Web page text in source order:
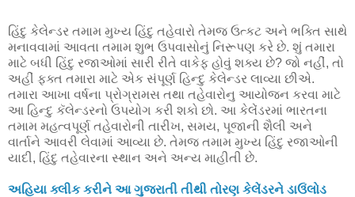
હિંદુ કેલેન્ડર તમામ મુખ્ય હિંદુ તહેવારો તેમજ ઉત્કટ અને ભક્તિ સાથે
મનાવવામાં આવતા તમામ શુભ ઉપવાસોનું નિરૂપણ કરે છે. શું તમારા
માટે બધી હિંદુ રજાઓમાં સારી રીતે વાકેફ હોવું શક્ય છે? જો નહીં, તો
અહીં ફક્ત તમારા માટે એક સંપૂર્ણ હિન્દુ કેલેન્ડર લાવ્યા છીએ.
તમારા આખા વર્ષના પ્રોગ્રામસ તથા તહેવારોનુ આયોજન કરવા માટે
આ હિન્દુ કૅલેન્ડરનો ઉપયોગ કરી શકો છો. આ કેલેંડરમાં ભારતના
તમામ મહત્વપૂર્ણ તહેવારોની તારીખ, સમય, પૂજાની શૈલી અને
વાર્તાને આવરી લેવામાં આવ્યા છે. તેમજ તમામ મુખ્ય હિંદુ રજાઓની
યાદી, હિંદુ તહેવારના સ્થાન અને અન્ય માહીતી છે.
અહિયા ક્લીક કરીને આ ગુજરાતી તીથી તોરણ કેલેંડરને ડાઉંલોડ